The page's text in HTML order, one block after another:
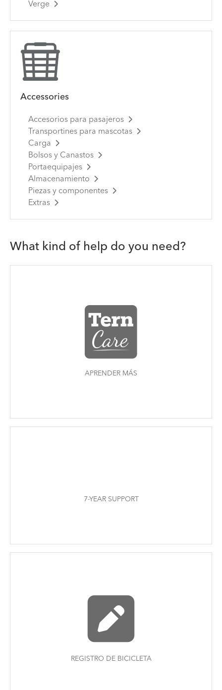
Verge
Accessories
Accesorios para pasajeros
Transportines para mascotas
Carga
Bolsos y Canastos
Portaequipajes
Almacenamiento
Piezas y componentes
Extras
What kind of help do you need?
APRENDER MÁS
7-YEAR SUPPORT
REGISTRO DE BICICLETA